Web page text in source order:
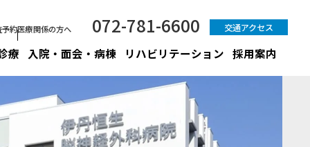
予約医療関係の方へ 072-781-6600 交通アクセス
療 入院・面会・病棟 リハビリテーション 採用案内